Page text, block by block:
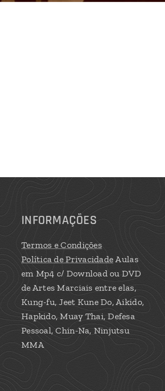
INFORMAÇÕES
Termos e Condições
Política de PrivacidadeAulas
em Mp4 c/ Download ou DVD
de Artes Marciais entre elas,
Kung-fu, Jeet Kune Do, Aikido,
Hapkido, Muay Thai, Defesa
Pessoal, Chin-Na, Ninjutsu
MMA